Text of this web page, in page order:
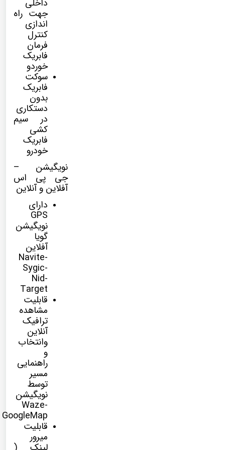
داخلی
جهت راه
اندازی
کنترل
فرمان
فابریک
خوردو
سوکت
فابریک
بدون
دستکاری
در سیم
کشی
فابریک
خودرو
نویگیشن –
جی پی اس
آفلاین و آنلاین
دارای
GPS
نویگیشن
گویا
آفلاین
Navite-
Sygic-
Nid-
Target
قابلیت
مشاهده
ترافیک
آنلاین
وانتخاب
و
راهنمایی
مسیر
توسط
نویگیشن
Waze-
GoogleMap
قابلیت
میرور